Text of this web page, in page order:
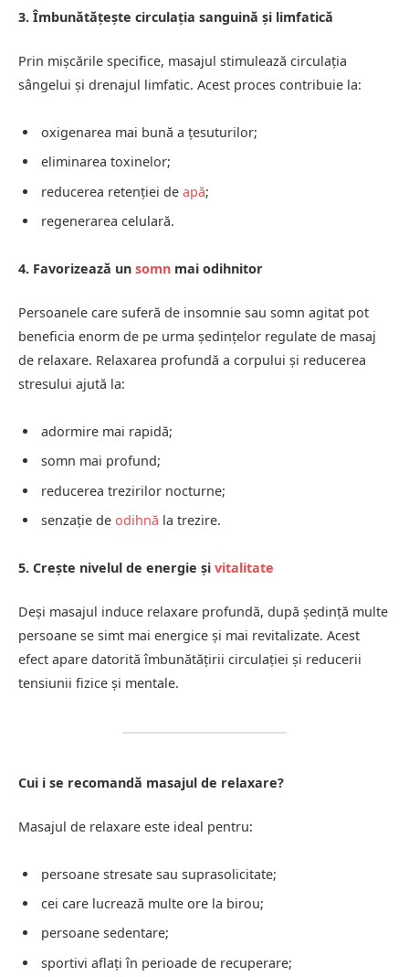
3. Îmbunătățește circulația sanguină și limfatică
Prin mișcările specifice, masajul stimulează circulația
sângelui și drenajul limfatic. Acest proces contribuie la:
oxigenarea mai bună a țesuturilor;
eliminarea toxinelor;
reducerea retenției de apă;
regenerarea celulară.
4. Favorizează un somn mai odihnitor
Persoanele care suferă de insomnie sau somn agitat pot
beneficia enorm de pe urma ședințelor regulate de masaj
de relaxare. Relaxarea profundă a corpului și reducerea
stresului ajută la:
adormire mai rapidă;
somn mai profund;
reducerea trezirilor nocturne;
senzație de odihnă la trezire.
5. Crește nivelul de energie și vitalitate
Deși masajul induce relaxare profundă, după ședință multe
persoane se simt mai energice și mai revitalizate. Acest
efect apare datorită îmbunătățirii circulației și reducerii
tensiunii fizice și mentale.
Cui i se recomandă masajul de relaxare?
Masajul de relaxare este ideal pentru:
persoane stresate sau suprasolicitate;
cei care lucrează multe ore la birou;
persoane sedentare;
sportivi aflați în perioade de recuperare;